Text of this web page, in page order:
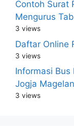
Contoh Surat
Mengurus
3 views
Daftar Online
3 views
Informasi Bus
Jogja
3 views